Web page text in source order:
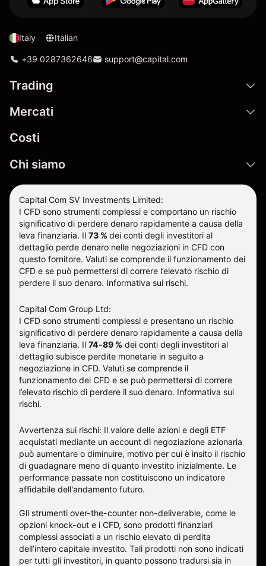
Italy Italian
+39 0287362646 support@capital.com
Trading
Mercati
Costi
Chi siamo
Capital Com SV Investments Limited:
I CFD sono strumenti complessi e comportano un rischio
significativo di perdere denaro rapidamente a causa della
leva finanziaria. Il 73 % dei conti degli investitori al
dettaglio perde denaro nelle negoziazioni in CFD con
questo fornitore. Valuti se comprende il funzionamento dei
CFD e se può permettersi di correre l’elevato rischio di
perdere il suo denaro. Informativa sui rischi.
Capital Com Group Ltd:
I CFD sono strumenti complessi e presentano un rischio
significativo di perdere denaro rapidamente a causa della
leva finanziaria. Il 74-89 % dei conti degli investitori al
dettaglio subisce perdite monetarie in seguito a
negoziazione in CFD. Valuti se comprende il
funzionamento dei CFD e se può permettersi di correre
l’elevato rischio di perdere il suo denaro. Informativa sui
rischi.
Avvertenza sui rischi: Il valore delle azioni e degli ETF
acquistati mediante un account di negoziazione azionaria
può aumentare o diminuire, motivo per cui è insito il rischio
di guadagnare meno di quanto investito inizialmente. Le
performance passate non costituiscono un indicatore
affidabile dell'andamento futuro.
Gli strumenti over-the-counter non-deliverable, come le
opzioni knock-out e i CFD, sono prodotti finanziari
complessi associati a un rischio elevato di perdita
dell’intero capitale investito. Tali prodotti non sono indicati
per tutti gli investitori, in quanto possono tradursi sia in